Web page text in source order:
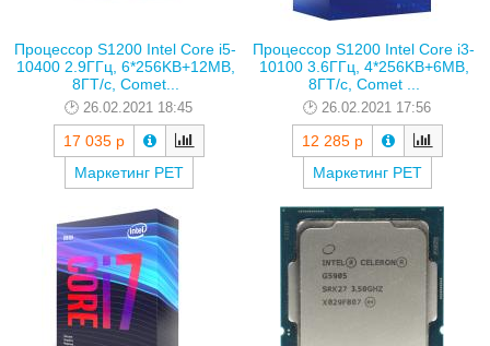
Процессор S1200 Intel Core i5-
10400 2.9ГГц, 6*256KB+12MB,
8ГТ/с, Comet...
26.02.2021 18:45
17 035 р
Маркетинг РЕТ
Процессор S1200 Intel Core i3-
10100 3.6ГГц, 4*256KB+6MB,
8ГТ/с, Comet ...
26.02.2021 17:56
12 285 р
Маркетинг РЕТ